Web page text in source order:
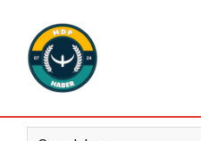
content